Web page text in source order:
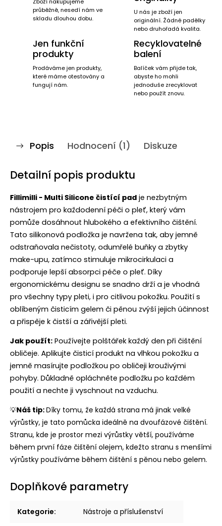
průběžně, nesedí nám ve
skladu dlouhou dobu.
U nás je zboží jen
originální. Žádné padělky
nebo druhořadá kvalita.
Jen funkční
produkty
Prodáváme jen produkty,
které máme otestovány a
fungují nám.
Recyklovatelné
balení
Balíček vám přijde tak,
abyste ho mohli
jednoduše zrecyklovat
nebo použít znovu.
Popis Hodnocení (1) Diskuze
Detailní popis produktu
Fillimilli - Multi Silicone čistící pad je nezbytným
nástrojem pro každodenní péči o pleť, který vám
pomůže dosáhnout hlubokého a efektivního čištění.
Tato silikonová podložka je navržena tak, aby jemně
odstraňovala nečistoty, odumřelé buňky a zbytky
make-upu, zatímco stimuluje mikrocirkulaci a
podporuje lepší absorpci péče o pleť. Díky
ergonomickému designu se snadno drží a je vhodná
pro všechny typy pleti, i pro citlivou pokožku. Použití s
oblíbeným čisticím gelem či pěnou zvýší jejich účinnost
a přispěje k čistší a zářivější pleti.
Jak použít: Používejte polštářek každý den při čištění
obličeje. Aplikujte čisticí produkt na vlhkou pokožku a
jemně masírujte podložkou po obličeji krouživými
pohyby. Důkladně opláchněte podložku po každém
použití a nechte ji vyschnout na vzduchu.
💡Náš tip:Díky tomu, že každá strana má jinak velké
výrůstky, je tato pomůcka ideálně na dvoufázové čištění.
Stranu, kde je prostor mezi výrůstky větší, používáme
během první fáze čištění olejem, kdežto stranu s menšími
výrůstky používáme během čištění s pěnou nebo gelem.
Doplňkové parametry
Kategorie: Nástroje a příslušenství